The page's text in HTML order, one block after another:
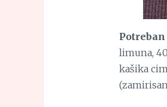
limuna,
kašika